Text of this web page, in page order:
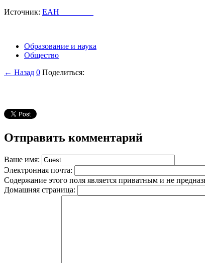
Источник: ЕАН
Образование и наука
Общество
← Назад 0 Поделиться:
Отправить комментарий
Ваше имя:
Электронная почта:
Содержание этого поля является приватным и не
Домашняя страница: